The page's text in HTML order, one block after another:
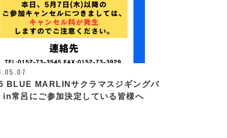
BLUE MARLINサクラマスジギングバ
in常呂にご参加決定している皆様へ